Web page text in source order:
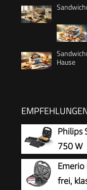
Hause
Philips
750 W
Emerio
frei,